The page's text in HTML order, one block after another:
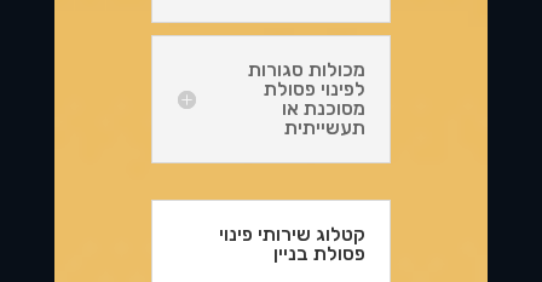
מכולות סגורות
לפינוי פסולת
מסוכנת או
תעשייתית
קטלוג שירותי פינוי
פסולת בניין